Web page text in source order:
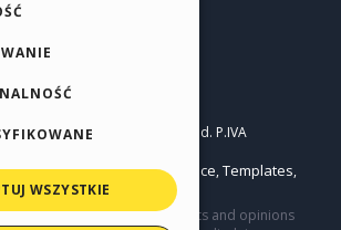
s.r.l. All rights reserved. P.IVA
X5:Help Center / Marketplace, Templates,
submitted content, comments and opinions
WSZYSTKIE